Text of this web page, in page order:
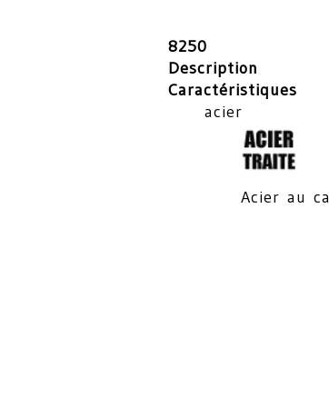
8250
Description
Caractéristiques
acier
Acier au